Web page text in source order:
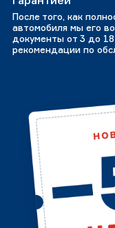
После того, как
автомобиля мы его
документы от 3 до
рекомендации по